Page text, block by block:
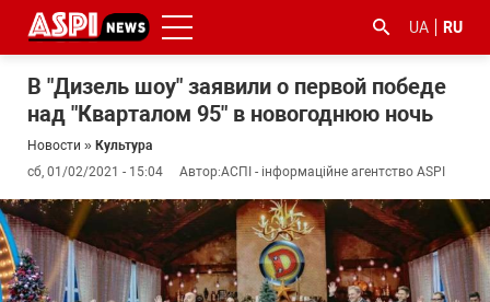
UA RU
В "Дизель шоу" заявили о первой победе
над "Кварталом 95" в новогоднюю ночь
Новости » Культура
сб, 01/02/2021 - 15:04
Автор:АСПІ - інформаційне агентство ASPI
#ООС
#боротьба
з
корупцією
#гфс #Киев #коронавірус